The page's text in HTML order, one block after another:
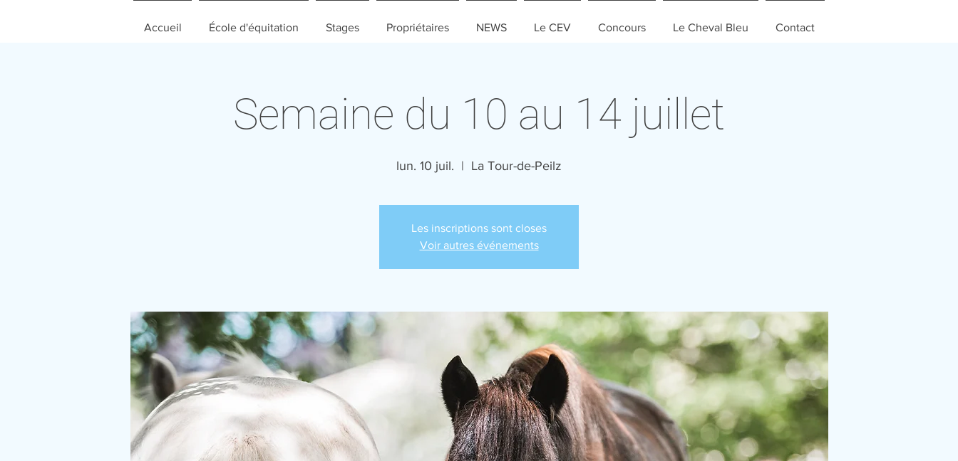
Accueil École d'équitation Stages Propriétaires NEWS Le CEV Concours Le Cheval Bleu Contact
Semaine du 10 au 14 juillet
lun. 10 juil.
  |
La Tour-de-Peilz
Les inscriptions sont closes
Voir autres événements